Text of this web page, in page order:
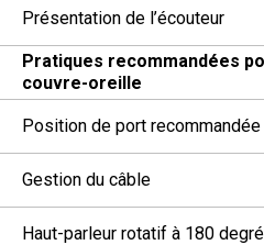
Présentation de l’écouteur
Pratiques recommandées
couvre-oreille
Position de port recommandée
Gestion du câble
Haut-parleur rotatif à 180